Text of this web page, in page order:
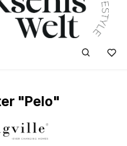
"Pelo"